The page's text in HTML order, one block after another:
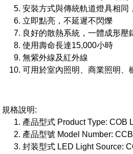
安裝方式與傳統軌道燈具相同
立即點亮，不延遲不閃爍
良好的散熱系統，一體成形
使用壽命長達15,000小時
無紫外線及紅外線
可用於室內照明、商業照明、
規格說明:
產品型式 Product Type: COB
產品型號 Model Number:
封装型式 LED Light Source: